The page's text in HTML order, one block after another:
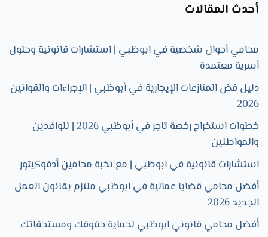
أحدث المقالات
محامي أحوال شخصية في ابوظبي | استشارات قانونية وحلول
أسرية معتمدة
دليل فض المنازعات الإيجارية في أبوظبي | الإجراءات والقوانين
2026
خطوات استخراج رخصة تاجر في أبوظبي 2026 | للوافدين
والمواطنين
استشارات قانونية في ابوظبي | مع نخبة محامين أدفوكيتور
أفضل محامي قضايا عمالية في ابوظبي ملتزم بقانون العمل
الجديد 2026
أفضل محامي قانوني ابوظبي لحماية حقوقك ومستحقاتك